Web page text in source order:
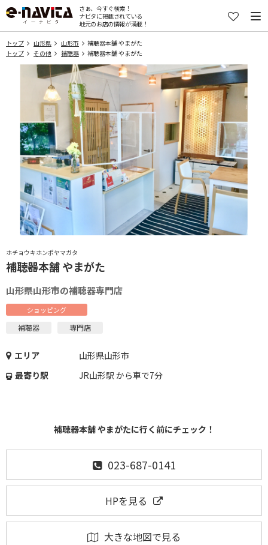
さぁ、今すぐ検索！
ナビタに掲載されている
地元のお店の情報が満載！
トップ 山形県 山形市
補聴器本舗 やまがた
トップ
その他 補聴器 補聴器本舗 やまがた
ホチョウキホンポヤマガタ
補聴器本舗 やまがた
山形県山形市の補聴器専門店
ショッピング
補聴器 専門店
エリア
山形県山形市
最寄り駅
JR山形駅 から車で7分
補聴器本舗 やまがたに行く前にチェック！
023-687-0141
HPを見る
大きな地図で見る